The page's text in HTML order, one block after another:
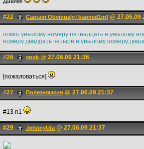
#22 Captain Obviously [banned1m] @ 27.06.09
помог унылому номеру пятнадцать и унылому
номеру двадцать четыре и унылому номеру
#26 snok @ 27.06.09 21:36
[пожаловаться]
#27 Пoлезняшкин @ 27.06.09 21:37
#13 n1
#29 JohnnyUta@ 27.06.09 21:37